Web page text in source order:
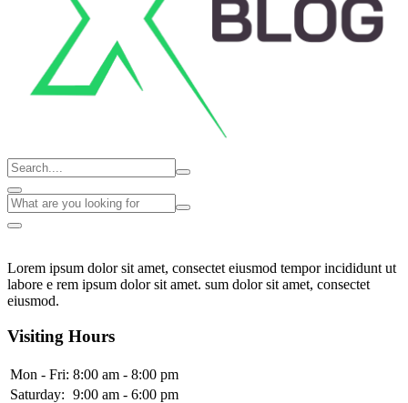
Lorem ipsum dolor sit amet, consectet eiusmod tempor incididunt ut
labore e rem ipsum dolor sit amet. sum dolor sit amet, consectet
eiusmod.
Visiting Hours
Mon - Fri: 8:00 am - 8:00 pm
Saturday: 9:00 am - 6:00 pm